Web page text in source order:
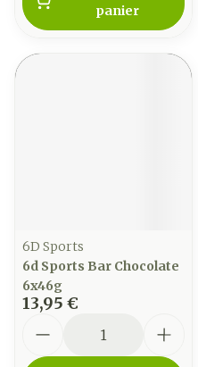
panier
6D Sports
6d Sports Bar Chocolate
6x46g
13,95 €